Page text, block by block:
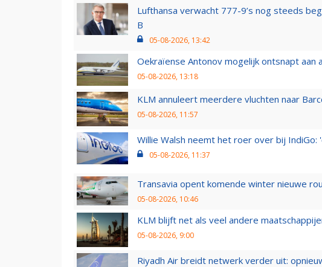
Lufthansa verwacht 777-9’s nog steeds
B
05-08-2026, 13:42
Oekraïense Antonov mogelijk ontsnapt aan
05-08-2026, 13:18
KLM annuleert meerdere vluchten naar
05-08-2026, 11:57
Willie Walsh neemt het roer over bij IndiGo:
05-08-2026, 11:37
Transavia opent komende winter nieuwe
05-08-2026, 10:46
KLM blijft net als veel andere
05-08-2026, 9:00
Riyadh Air breidt netwerk verder uit: